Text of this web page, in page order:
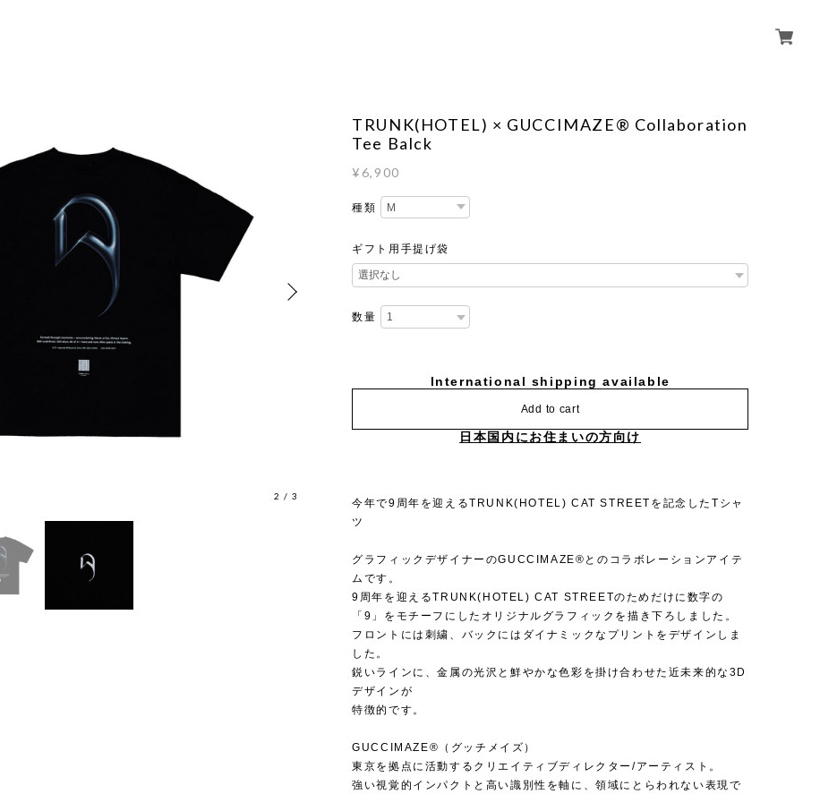
2 /3
TRUNK(HOTEL) × GUCCIMAZE®︎ Collaboration
Tee Balck
¥6,900
種類
ギフト用手提げ袋
数量
International shipping available
Add to cart
日本国内にお住まいの方向け
今年で9周年を迎えるTRUNK(HOTEL) CAT STREETを記念したTシャ
ツ
グラフィックデザイナーのGUCCIMAZE®︎とのコラボレーションアイテ
ムです。
9周年を迎えるTRUNK(HOTEL) CAT STREETのためだけに数字の
「9」をモチーフにしたオリジナルグラフィックを描き下ろしました。
フロントには刺繍、バックにはダイナミックなプリントをデザインしま
した。
鋭いラインに、金属の光沢と鮮やかな色彩を掛け合わせた近未来的な3D
デザインが
特徴的です。
GUCCIMAZE®︎（グッチメイズ）
東京を拠点に活動するクリエイティブディレクター/アーティスト。
強い視覚的インパクトと高い識別性を軸に、領域にとらわれない表現で